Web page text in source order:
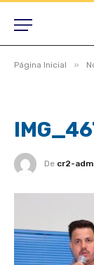
Página Inicial »
De cr2-